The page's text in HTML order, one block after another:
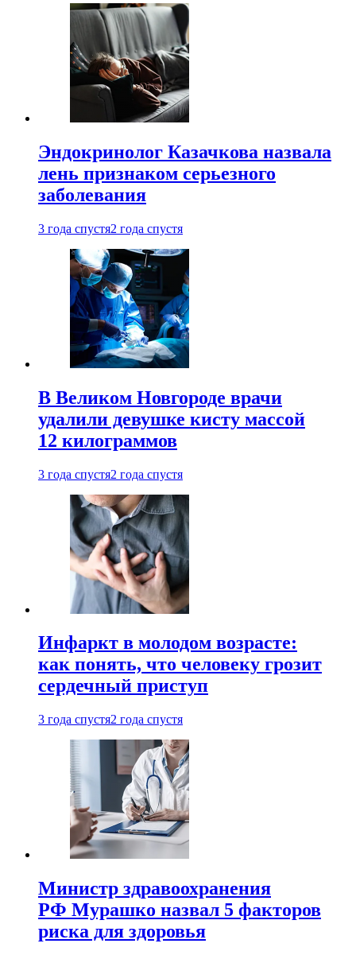
Эндокринолог Казачкова назвала
лень признаком серьезного
заболевания
3 года спустя2 года спустя
В Великом Новгороде врачи
удалили девушке кисту массой
12 килограммов
3 года спустя2 года спустя
Инфаркт в молодом возрасте:
как понять, что человеку грозит
сердечный приступ
3 года спустя2 года спустя
Министр здравоохранения
РФ Мурашко назвал 5 факторов
риска для здоровья